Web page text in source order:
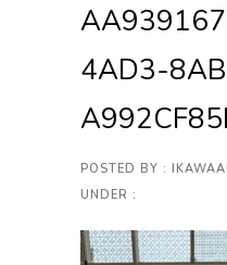
4AD3-
POSTED BY : IKAWAAI
UNDER :